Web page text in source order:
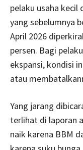
pelaku usaha
yang sebelumnya
April 2026
persen. Bagi
ekspansi, kondisi
atau
Yang jarang
terlihat di laporan
naik karena BBM